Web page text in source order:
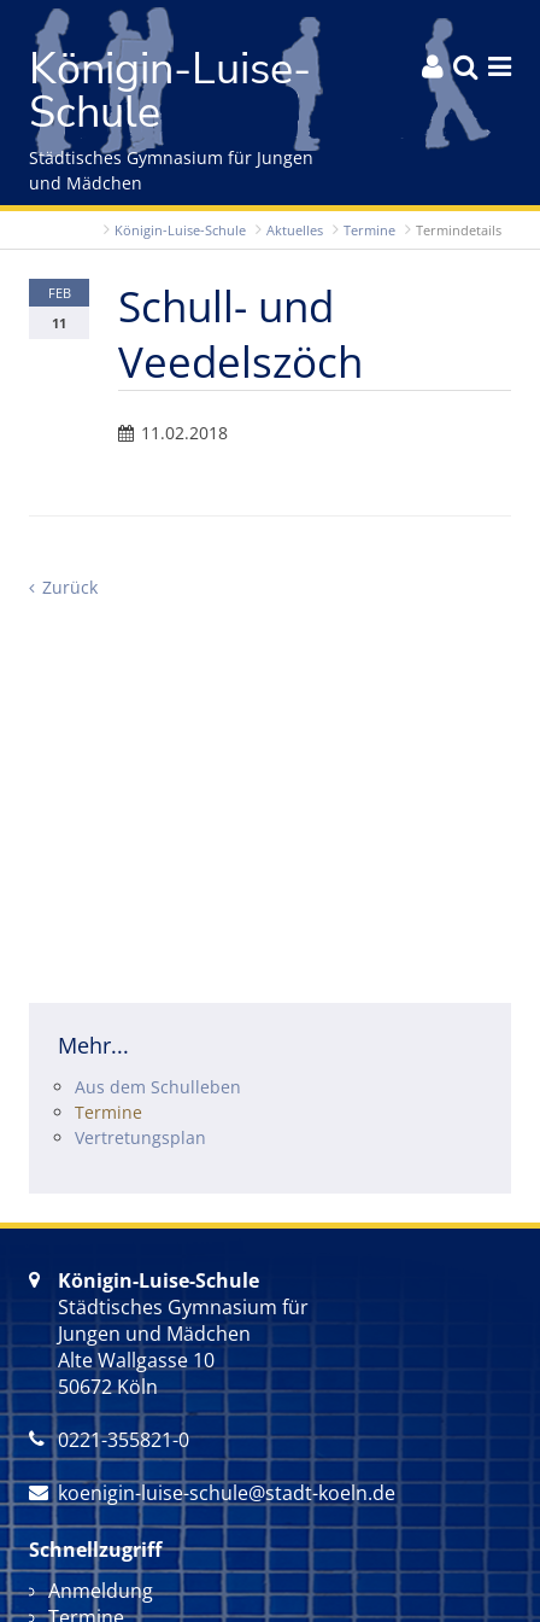
Gleich zum Inhalt der Seite springen
Königin-Luise-
Schule
  
Städtisches Gymnasium für Jungen
und Mädchen
Königin-Luise-Schule Aktuelles Termine Termindetails
FEB
11
Schull- und
Veedelszöch
11.02.2018
Zurück
Mehr...
Navigation überspringen
Aus dem Schulleben
Termine
Vertretungsplan

Königin-Luise-Schule
Städtisches Gymnasium für
Jungen und Mädchen
Alte Wallgasse 10
50672 Köln
 0221-355821-0
 koenigin-luise-schule@stadt-koeln.de
Schnellzugriff
Navigation überspringen
Anmeldung